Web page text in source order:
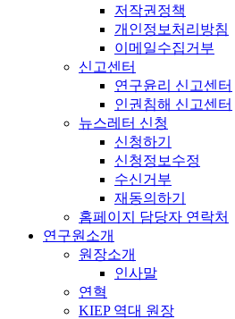
저작권정책
개인정보처리방침
이메일수집거부
신고센터
연구윤리 신고센터
인권침해 신고센터
뉴스레터 신청
신청하기
신청정보수정
수신거부
재동의하기
홈페이지 담당자 연락처
연구원소개
원장소개
인사말
연혁
KIEP 역대 원장